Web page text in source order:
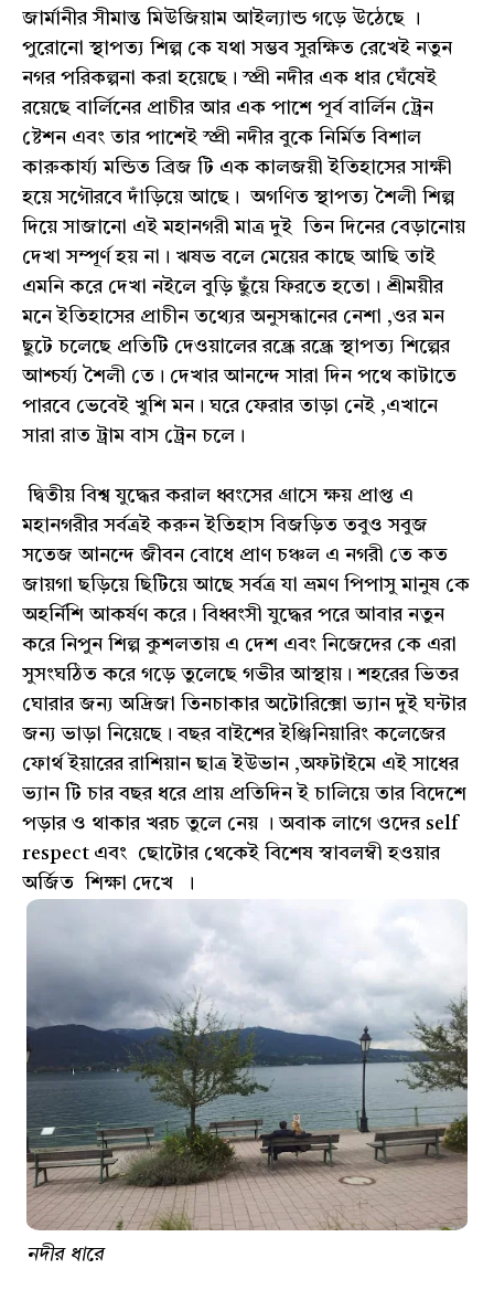
জার্মানীর সীমান্ত মিউজিয়াম আইল্যান্ড গড়ে উঠেছে ।
পুরোনো স্থাপত্য শিল্প কে যথা সম্ভব সুরক্ষিত রেখেই নতুন
নগর পরিকল্পনা করা হয়েছে। স্প্রী নদীর এক ধার ঘেঁষেই
রয়েছে বার্লিনের প্রাচীর আর এক পাশে পূর্ব বার্লিন ট্রেন
ষ্টেশন এবং তার পাশেই স্প্রী নদীর বুকে নির্মিত বিশাল
কারুকার্য্য মন্ডিত ব্রিজ টি এক কালজয়ী ইতিহাসের সাক্ষী
হয়ে সগৌরবে দাঁড়িয়ে আছে। অগণিত স্থাপত্য শৈলী শিল্প
দিয়ে সাজানো এই মহানগরী মাত্র দুই তিন দিনের বেড়ানোয়
দেখা সম্পূর্ণ হয় না। ঋষভ বলে মেয়ের কাছে আছি তাই
এমনি করে দেখা নইলে বুড়ি ছুঁয়ে ফিরতে হতো। শ্রীময়ীর
মনে ইতিহাসের প্রাচীন তথ্যের অনুসন্ধানের নেশা ,ওর মন
ছুটে চলেছে প্রতিটি দেওয়ালের রন্ধ্রে রন্ধ্রে স্থাপত্য শিল্পের
আশ্চর্য্য শৈলী তে। দেখার আনন্দে সারা দিন পথে কাটাতে
পারবে ভেবেই খুশি মন। ঘরে ফেরার তাড়া নেই ,এখানে
সারা রাত ট্রাম বাস ট্রেন চলে।
দ্বিতীয় বিশ্ব যুদ্ধের করাল ধ্বংসের গ্রাসে ক্ষয় প্রাপ্ত এ
মহানগরীর সর্বত্রই করুন ইতিহাস বিজড়িত তবুও সবুজ
সতেজ আনন্দে জীবন বোধে প্রাণ চঞ্চল এ নগরী তে কত
জায়গা ছড়িয়ে ছিটিয়ে আছে সর্বত্র যা ভ্রমণ পিপাসু মানুষ কে
অহর্নিশি আকর্ষণ করে। বিধ্বংসী যুদ্ধের পরে আবার নতুন
করে নিপুন শিল্প কুশলতায় এ দেশ এবং নিজেদের কে এরা
সুসংঘঠিত করে গড়ে তুলেছে গভীর আস্থায়। শহরের ভিতর
ঘোরার জন্য অদ্রিজা তিনচাকার অটোরিক্সো ভ্যান দুই ঘন্টার
জন্য ভাড়া নিয়েছে। বছর বাইশের ইঞ্জিনিয়ারিং কলেজের
ফোর্থ ইয়ারের রাশিয়ান ছাত্র ইউভান ,অফটাইমে এই সাধের
ভ্যান টি চার বছর ধরে প্রায় প্রতিদিন ই চালিয়ে তার বিদেশে
পড়ার ও থাকার খরচ তুলে নেয় । অবাক লাগে ওদের self
respect এবং ছোটোর থেকেই বিশেষ স্বাবলম্বী হওয়ার
অর্জিত শিক্ষা দেখে ।
নদীর ধারে